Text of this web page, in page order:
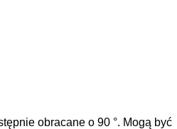
obracane o 90 °. Mogą być